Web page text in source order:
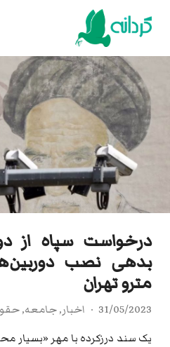
Skip
content
درخواست سپاه از
بدهی نصب
مترو تهران
31/05/2023 اخبار,جامعه,
یک سند درزکرده با مهر «بسیار